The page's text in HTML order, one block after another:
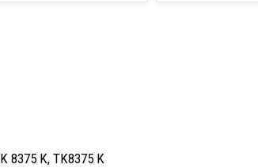
8375 K, TK8375 K